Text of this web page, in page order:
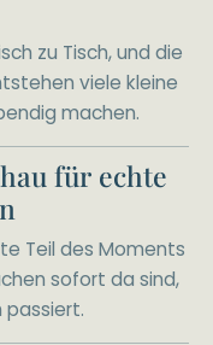
zu Tisch, und die
viele kleine
machen.
für echte
Teil des Moments
sofort da sind,
passiert.